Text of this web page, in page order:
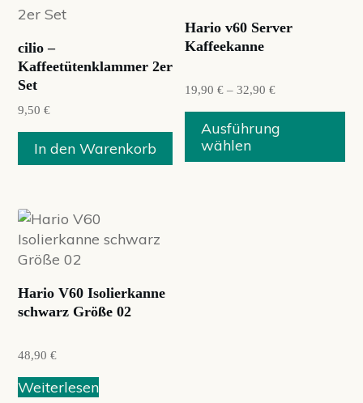
cilio –
Kaffeetütenklammer 2er
Set
9,50 €
In den Warenkorb
Hario v60 Server
Kaffeekanne
19,90€ –32,90€
Ausführung
wählen
mehrere
Varianten
Die
Optionen
können
auf
Hario V60 Isolierkanne
schwarz Größe 02
48,90 €
Weiterlesen